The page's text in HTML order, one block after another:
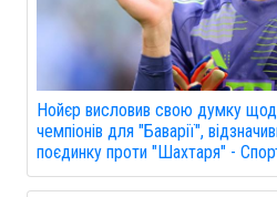
Нойєр висловив свою думку
чемпіонів для "Баварії",
поєдинку проти "Шахтаря" -